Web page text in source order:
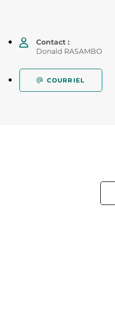
Contact :
Donald RASAMBO
COURRIEL